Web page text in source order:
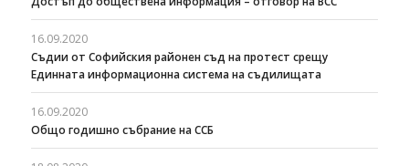
16.09.2020
Съдии от Софийския районен съд на протест срещу
Единната информационна система на съдилищата
16.09.2020
Общо годишно събрание на ССБ